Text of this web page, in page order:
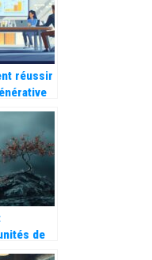
réussir
en
clés
de
les RH :